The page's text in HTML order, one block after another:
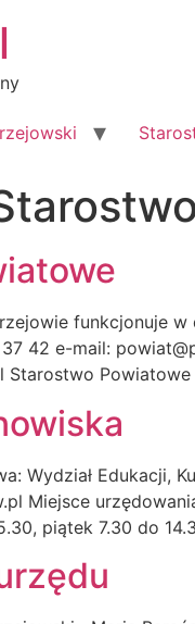
funkcjonuje
42 e-mail:
Starostwo
Wydział
Miejsce
piątek 7.30 do